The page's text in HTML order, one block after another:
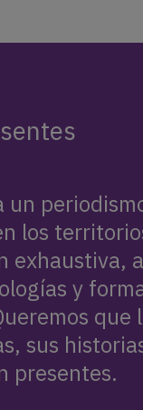
un
los
exhaustiva,
y
que
sus
presentes.